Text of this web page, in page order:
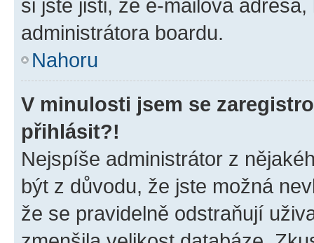
si jste jisti, že e-mailová
administrátora boardu.
Nahoru
V minulosti jsem se
přihlásit?!
Nejspíše administrátor z
být z důvodu, že jste možná
že se pravidelně odstraňují